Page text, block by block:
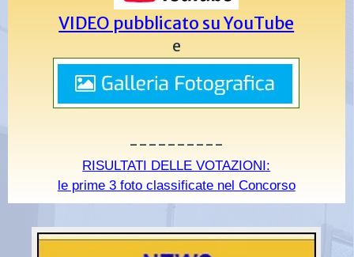
VIDEO pubblicato su YouTube
e
----------
RISULTATI DELLE VOTAZIONI:
le prime 3 foto classificate nel Concorso